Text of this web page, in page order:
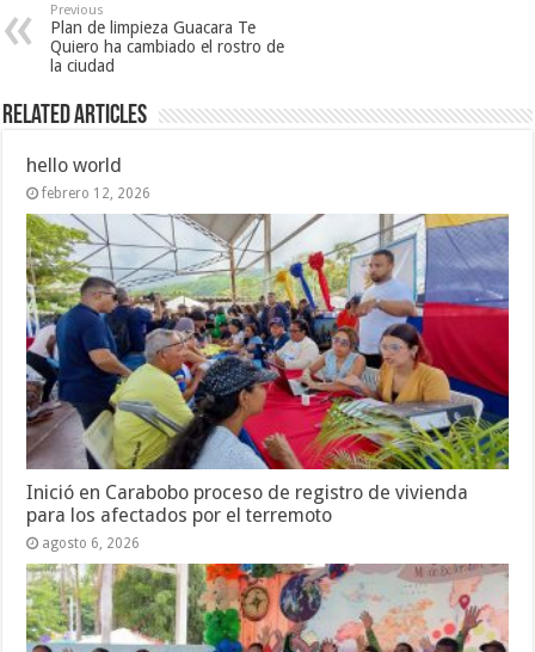
Previous
Plan de limpieza Guacara Te
Quiero ha cambiado el rostro de
la ciudad
Related Articles
hello world
febrero 12, 2026
Inició en Carabobo proceso de registro de vivienda
para los afectados por el terremoto
agosto 6, 2026